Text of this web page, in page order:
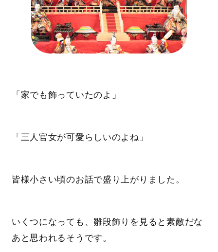
「家でも飾っていたのよ」
「三人官女が可愛らしいのよね」
皆様小さい頃のお話で盛り上がりました。
いくつになっても、雛段飾りを見ると素敵だな
あと思われるそうです。